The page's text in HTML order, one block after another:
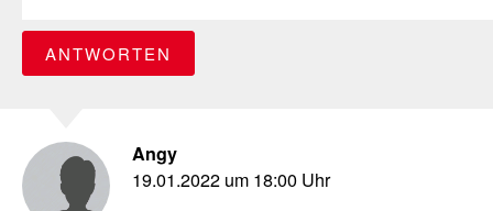
ANTWORTEN
Angy
19.01.2022 um 18:00 Uhr